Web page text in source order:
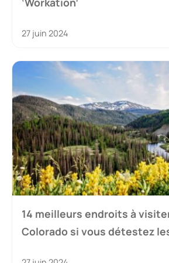
27 juin 2024
14 meilleurs endroits à
Colorado si vous détestez